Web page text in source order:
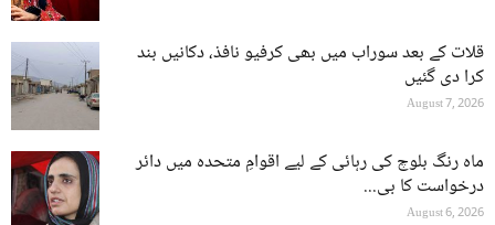
قلات کے بعد سوراب میں بھی کرفیو نافذ، دکانیں بند
کرا دی گئیں
August 7, 2026
ماہ رنگ بلوچ کی رہائی کے لیے اقوامِ متحدہ میں دائر
درخواست کا بی...
August 6, 2026